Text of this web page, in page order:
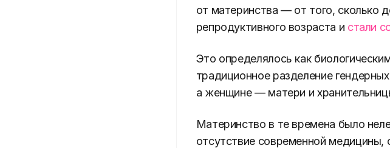
от материнства — от того, сколько
репродуктивного возраста и стали
Это определялось как
традиционное разделение
а женщине — матери и
Материнство в те времена было
отсутствие современной медицины,